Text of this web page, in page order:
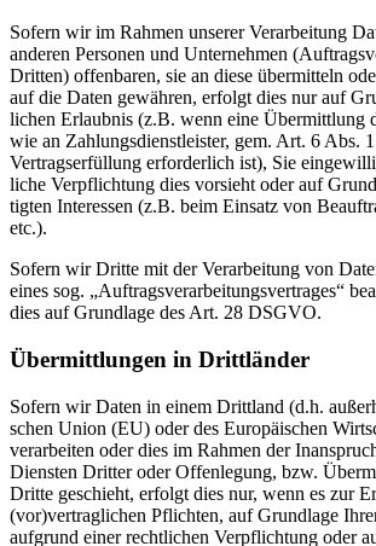
Sofern wir im Rahmen unserer Verar­beitung
anderen Personen und Unter­nehmen
Dritten) offen­baren, sie an diese übermitteln
auf die Daten gewähren, erfolgt dies nur auf
lichen Erlaubnis (z.B. wenn eine Übermittlung
wie an Zahlungs­dienst­leister, gem. Art. 6 Abs.
Vertrags­er­füllung erfor­derlich ist), Sie
liche Verpflichtung dies vorsieht oder auf
tigten Inter­essen (z.B. beim Einsatz von
etc.).
Sofern wir Dritte mit der Verar­beitung von
eines sog. „Auftrags­ver­ar­bei­tungs­ver­trages“
dies auf Grundlage des Art. 28 DSGVO.
Übermitt­lungen in Dritt­länder
Sofern wir Daten in einem Drittland (d.h.
schen Union (EU) oder des Europäi­schen
verar­beiten oder dies im Rahmen der
Diensten Dritter oder Offen­legung, bzw.
Dritte geschieht, erfolgt dies nur, wenn es zur
(vor)vertraglichen Pflichten, auf Grundlage
aufgrund einer recht­lichen Verpflichtung oder